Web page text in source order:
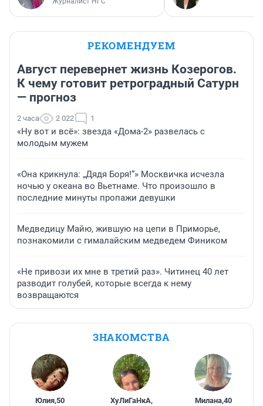
РЕКОМЕНДУЕМ
Август перевернет жизнь Козерогов.
К чему готовит ретроградный Сатурн
— прогноз
2 часа 2 022 1
«Ну вот и всё»: звезда «Дома-2» развелась с
молодым мужем
«Она крикнула: „Дядя Боря!“» Москвичка исчезла
ночью у океана во Вьетнаме. Что произошло в
последние минуты пропажи девушки
Медведицу Майю, жившую на цепи в Приморье,
познакомили с гималайским медведем Фиником
«Не привози их мне в третий раз». Читинец 40 лет
разводит голубей, которые всегда к нему
возвращаются
ЗНАКОМСТВА
Юлия,50 ХуЛиГаНкА,
Милана,40